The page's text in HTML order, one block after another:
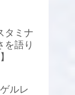
タミナ
を語り
ルレ